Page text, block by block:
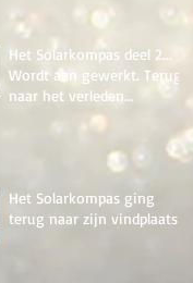
Het Solarkompas deel 2...
Wordt aan gewerkt. Terug
naar het verleden...
Het Solarkompas ging
terug naar zijn vindplaats